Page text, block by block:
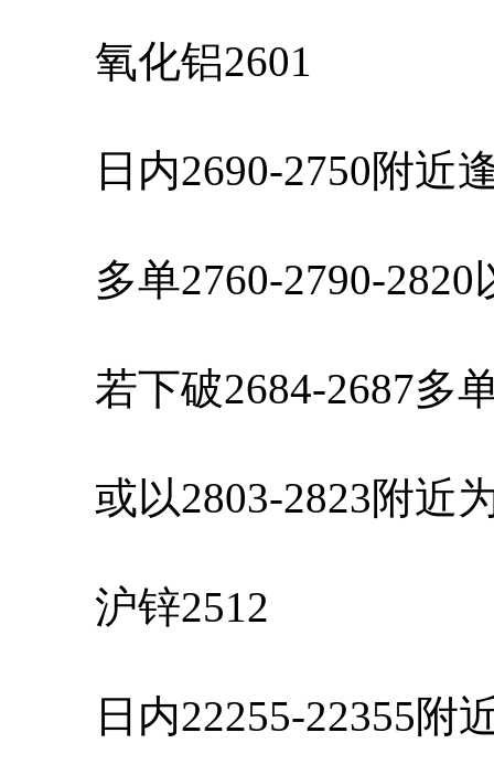
氧化铝2601
日内2690-2750附近
多单2760-2790-2820
若下破2684-2687多
或以2803-2823附近
沪锌2512
日内22255-22355附